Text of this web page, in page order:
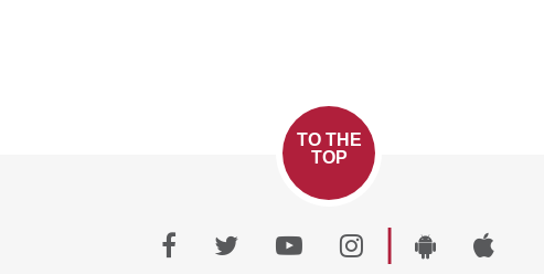
TO THE
TOP
|